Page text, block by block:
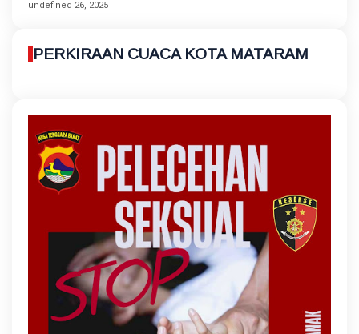
undefined 26, 2025
PERKIRAAN CUACA KOTA MATARAM